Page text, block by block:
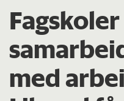
Fagskoler
med